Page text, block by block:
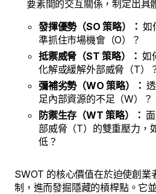
要素間的交互關係，制定出具
發揮優勢（SO 策略）： 如
準抓住市場機會（O）？
抵禦威脅（ST 策略）： 如
化解或緩解外部威脅（T）
彌補劣勢（WO 策略）：
足內部資源的不足（W）？
防禦生存（WT 策略）：
部威脅（T）的雙重壓力，
低？
SWOT 的核心價值在於迫使創業
制，進而發掘隱藏的槓桿點。它